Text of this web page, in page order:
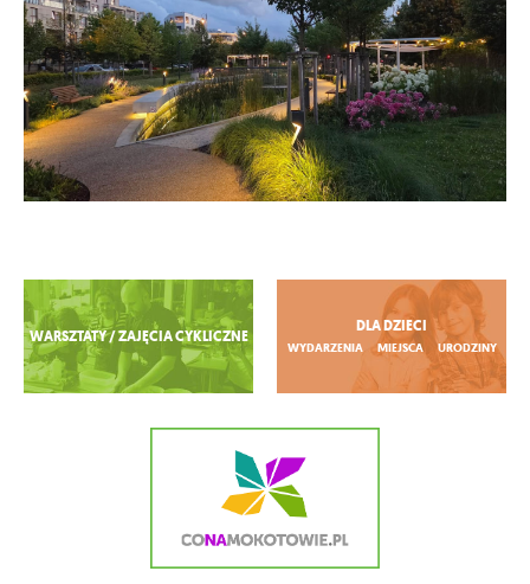
Zobacz więcej
WARSZTATY / ZAJĘCIA CYKLICZNE
DLA DZIECI
WYDARZENIA MIEJSCA URODZINY